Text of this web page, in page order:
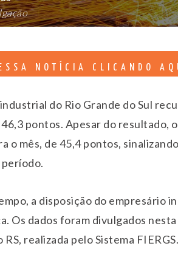
NOTÍCIA CLICANDO
do Rio Grande do Sul
pontos. Apesar do resultado,
o mês, de 45,4 pontos,
período.
a disposição do empresário
Os dados foram divulgados
realizada pelo Sistema FIERGS.